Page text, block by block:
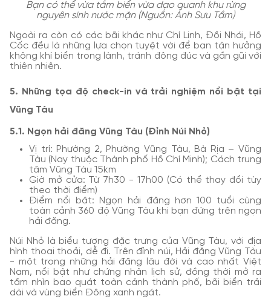
Bạn có thể vừa tắm biển vừa dạo quanh khu rừng
nguyên sinh nước mặn (Nguồn: Ảnh Sưu Tầm)
Ngoài ra còn có các bãi khác như Chí Linh, Đồi Nhái, Hồ
Cốc đều là những lựa chọn tuyệt vời để bạn tận hưởng
không khí biển trong lành, tránh đông đúc và gần gũi với
thiên nhiên.
5. Những tọa độ check-in và trải nghiệm nổi bật tại
Vũng Tàu
5.1. Ngọn hải đăng Vũng Tàu (Đỉnh Núi Nhỏ)
Vị trí: Phường 2, Phường Vũng Tàu, Bà Rịa – Vũng
Tàu (Nay thuộc Thành phố Hồ Chí Minh); Cách trung
tâm Vũng Tàu 15km
Giờ mở cửa: Từ 7h30 - 17h00 (Có thể thay đổi tùy
theo thời điểm)
Điểm nổi bật: Ngọn hải đăng hơn 100 tuổi cùng
toàn cảnh 360 độ Vũng Tàu khi bạn đứng trên ngọn
hải đăng.
Núi Nhỏ là biểu tượng đặc trưng của Vũng Tàu, với địa
hình thoai thoải, dễ đi. Trên đỉnh núi, Hải đăng Vũng Tàu
- một trong những hải đăng lâu đời và cao nhất Việt
Nam, nổi bật như chứng nhân lịch sử, đồng thời mở ra
tầm nhìn bao quát toàn cảnh thành phố, bãi biển trải
dài và vùng biển Đông xanh ngát.